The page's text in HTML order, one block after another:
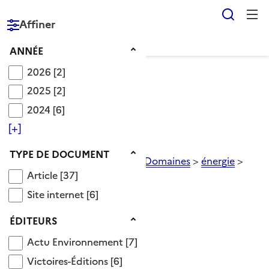
RÉPUBLIQUE
FRANÇAISE
Voir le fil d’Ariane
Affiner
Année
ANNÉE
20262026 [2]
20252025 [2]
20242024 [6]
[+]
Type de document
TYPE DE DOCUMENT
ArticleArticle [37]
Site internet
Site internet [6]
Éditeurs
ÉDITEURS
Actu Environnement
Actu Environnement [7]
Victoires-Éditions
Victoires-Éditions [6]
Catégorie gaz
Descripteurs OnisepDoc Domaines> énergie>
énergie fossile>
Synonyme(s)
transport distribution gaz
Voir aussi